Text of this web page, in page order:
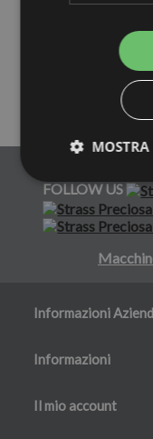
STRASS PIATTO
FOLLOW US
Informazioni
Informazioni
Il mio account
MOSTRA